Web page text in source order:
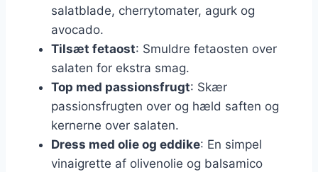
salatblade, cherrytomater, agurk og
avocado.
Tilsæt fetaost: Smuldre fetaosten over
salaten for ekstra smag.
Top med passionsfrugt: Skær
passionsfrugten over og hæld saften og
kernerne over salaten.
Dress med olie og eddike: En simpel
vinaigrette af olivenolie og balsamico